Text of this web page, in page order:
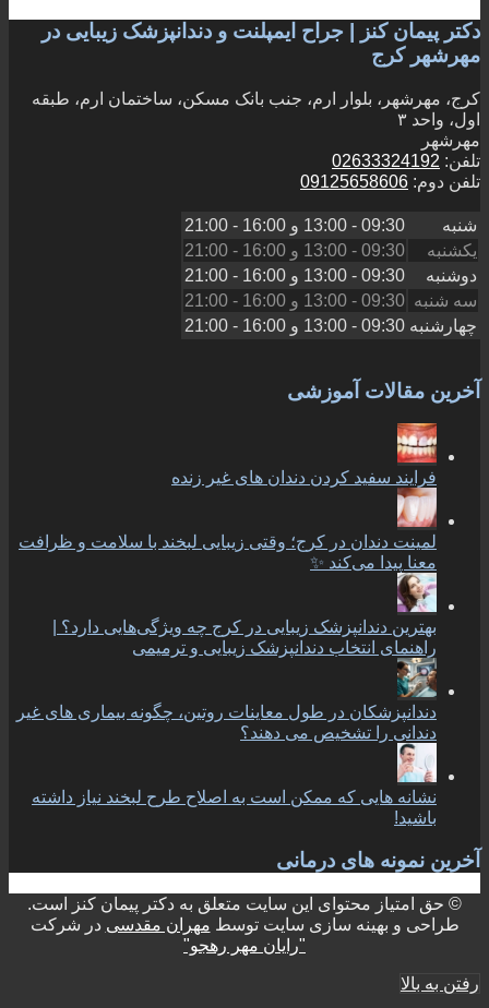
دکتر پیمان کنز | جراح ایمپلنت و دندانپزشک زیبایی در
مهرشهر کرج
کرج، مهرشهر، بلوار ارم، جنب بانک مسکن، ساختمان ارم، طبقه
اول، واحد ۳
مهرشهر
تلفن: 02633324192
تلفن دوم: 09125658606
شنبه 09:30 - 13:00 و 16:00 - 21:00
یکشنبه
09:30 - 13:00 و 16:00 - 21:00
دوشنبه
09:30 - 13:00 و 16:00 - 21:00
سه شنبه 09:30 - 13:00 و 16:00 - 21:00
چهارشنبه 09:30 - 13:00 و 16:00 - 21:00
آخرین مقالات آموزشی
فرایند سفید کردن دندان های غیر زنده
لمینت دندان در کرج؛ وقتی زیبایی لبخند با سلامت و ظرافت
معنا پیدا می‌کند ✨
بهترین دندانپزشک زیبایی در کرج چه ویژگی‌هایی دارد؟ |
راهنمای انتخاب دندانپزشک زیبایی و ترمیمی
دندانپزشکان در طول معاینات روتین، چگونه بیماری های غیر
دندانی را تشخیص می دهند؟
نشانه هایی که ممکن است به اصلاح طرح لبخند نیاز داشته
باشید!
آخرین نمونه های درمانی
© حق امتیاز محتوای این سایت متعلق به دکتر پیمان کنز است.
طراحی و بهینه سازی سایت توسط مهران مقدسی در شرکت
"رایان مهر رهجو"
رفتن به بالا